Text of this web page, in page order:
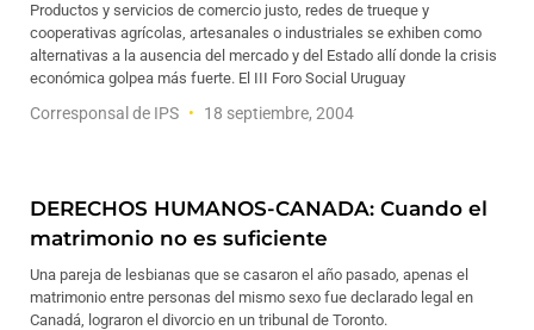
Productos y servicios de comercio justo, redes de trueque y
cooperativas agrícolas, artesanales o industriales se exhiben como
alternativas a la ausencia del mercado y del Estado allí donde la crisis
económica golpea más fuerte. El III Foro Social Uruguay
Corresponsal de IPS 18 septiembre, 2004
DERECHOS HUMANOS-CANADA: Cuando el
matrimonio no es suficiente
Una pareja de lesbianas que se casaron el año pasado, apenas el
matrimonio entre personas del mismo sexo fue declarado legal en
Canadá, lograron el divorcio en un tribunal de Toronto.